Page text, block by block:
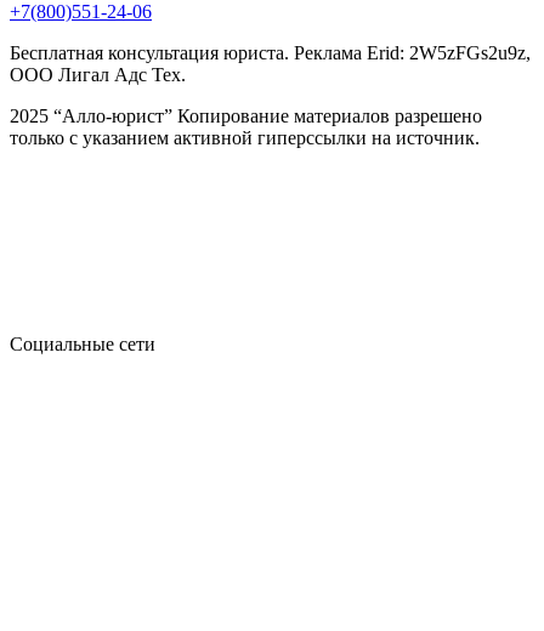
+7(800)551-24-06
Бесплатная консультация юриста. Реклама Erid: 2W5zFGs2u9z,
ООО Лигал Адс Тех.
2025 “Алло-юрист” Копирование материалов разрешено
только с указанием активной гиперссылки на источник.
Социальные сети